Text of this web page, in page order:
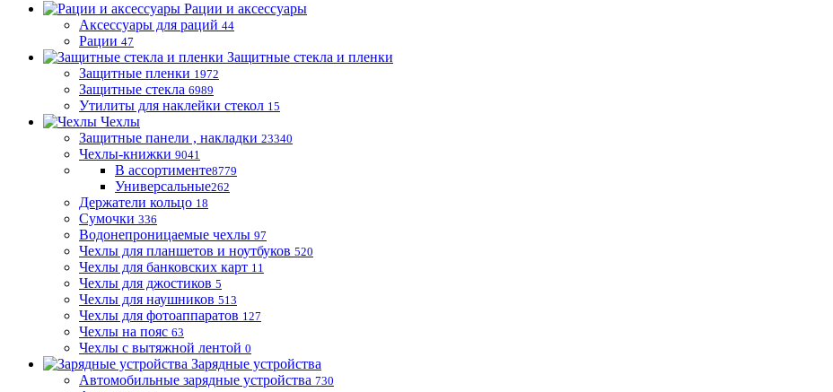
Рации и аксессуары
Аксессуары для раций 44
Рации 47
Защитные стекла и пленки
Защитные пленки 1972
Защитные стекла 6989
Утилиты для наклейки стекол 15
Чехлы
Защитные панели , накладки 23340
Чехлы-книжки 9041
В ассортименте8779
Универсальные262
Держатели кольцо 18
Сумочки 336
Водонепроницаемые чехлы 97
Чехлы для планшетов и ноутбуков 520
Чехлы для банковских карт 11
Чехлы для джостиков 5
Чехлы для наушников 513
Чехлы для фотоаппаратов 127
Чехлы на пояс 63
Чехлы с вытяжной лентой 0
Зарядные устройства
Автомобильные зарядные устройства 730